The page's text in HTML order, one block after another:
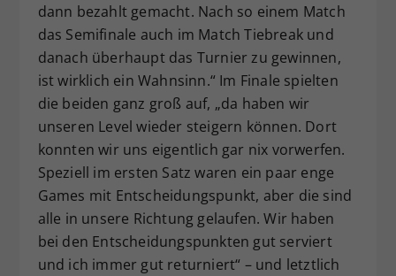
dann bezahlt gemacht. Nach so einem Match
das Semifinale auch im Match Tiebreak und
danach überhaupt das Turnier zu gewinnen,
ist wirklich ein Wahnsinn.“ Im Finale spielten
die beiden ganz groß auf, „da haben wir
unseren Level wieder steigern können. Dort
konnten wir uns eigentlich gar nix vorwerfen.
Speziell im ersten Satz waren ein paar enge
Games mit Entscheidungspunkt, aber die sind
alle in unsere Richtung gelaufen. Wir haben
bei den Entscheidungspunkten gut serviert
und ich immer gut returniert“ – und letztlich